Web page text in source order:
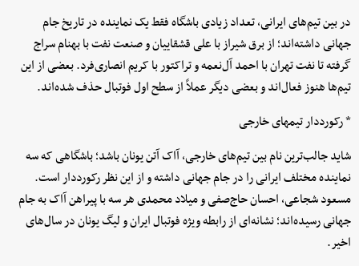
در بین تیم‌های ایرانی، تعداد زیادی باشگاه فقط یک نماینده در تاریخ جام
جهانی داشته‌اند؛ از برق شیراز با علی قشقاییان و صنعت نفت با بهنام سراج
گرفته تا نفت تهران با احمد آل‌نعمه و تراکتور با کریم انصاری‌فرد. بعضی از این
تیم‌ها هنوز فعال‌اند و بعضی دیگر عملاً از سطح اول فوتبال حذف شده‌اند.
* رکورددار تیمهای خارجی
شاید جالب‌ترین نام بین تیم‌های خارجی، آاک آتن یونان باشد؛ باشگاهی که سه
نماینده مختلف ایرانی را در جام جهانی داشته و از این نظر رکورددار است.
مسعود شجاعی، احسان حاج‌صفی و میلاد محمدی هر سه با پیراهن آاک به جام
جهانی رسیده‌اند؛ نشانه‌ای از رابطه ویژه فوتبال ایران و لیگ یونان در سال‌های
اخیر.